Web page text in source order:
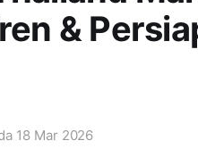
&
18 Mar 2026